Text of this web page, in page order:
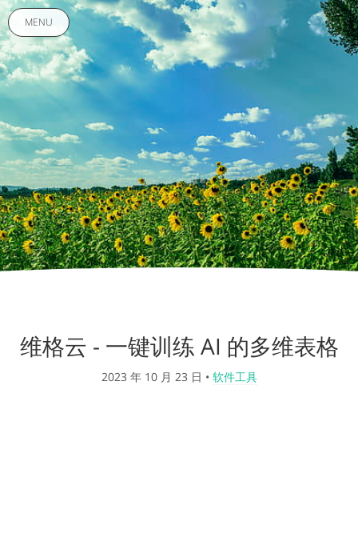
MENU
维格云 - 一键训练 AI 的多维表格
2023 年 10 月 23 日 • 软件工具